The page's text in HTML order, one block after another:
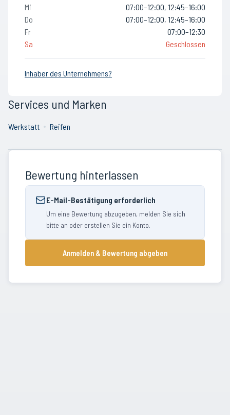
Mi
07:00–12:00, 12:45–16:00
Do
07:00–12:00, 12:45–16:00
Fr
07:00–12:30
Sa
Geschlossen
Inhaber des Unternehmens?
Services und Marken
Werkstatt Reifen
Bewertung hinterlassen
E-Mail-Bestätigung erforderlich
Um eine Bewertung abzugeben, melden Sie sich
bitte an oder erstellen Sie ein Konto.
Anmelden & Bewertung abgeben